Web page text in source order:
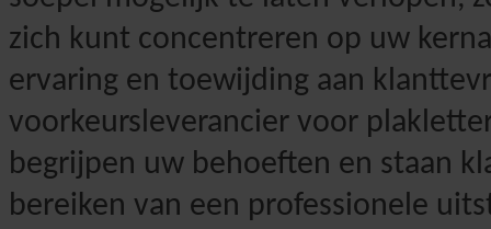
zich kunt concentreren op uw
ervaring en toewijding aan
voorkeursleverancier voor
begrijpen uw behoeften en staan
bereiken van een professionele